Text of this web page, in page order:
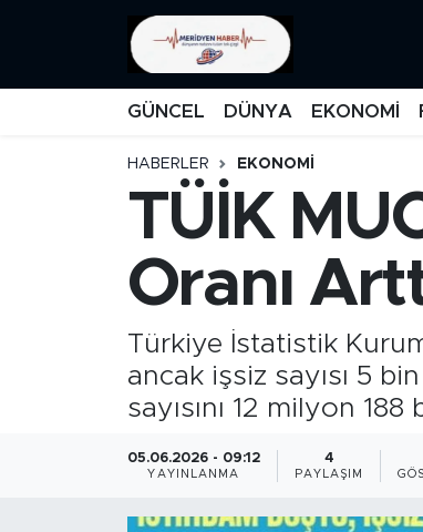
GÜNCEL DÜNYA EKONOMİ
HABERLER EKONOMİ
TÜİK
Oranı
Türkiye İstatistik
ancak işsiz sayısı 5
sayısını 12 milyon 188
05.06.2026 - 09:12
YAYINLANMA
4
PAYLAŞIM
MANŞET
DÜNYA
GÜNCEL
KARİKATÜR
İstanbul Namaz Vakitleri
Trafik Durumu
Süper Lig Puan Durumu ve Fikstür
Tüm Manşetler
Son Dakika Haberleri
Haber Arşivi